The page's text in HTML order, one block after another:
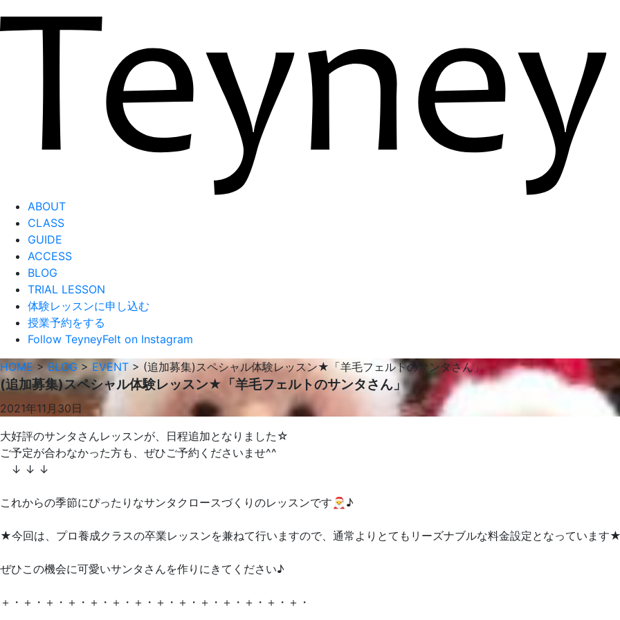
ABOUT
CLASS
GUIDE
ACCESS
BLOG
TRIAL LESSON
体験レッスンに申し込む
授業予約をする
Follow TeyneyFelt on Instagram
HOME >BLOG > EVENT > (追加募集)スペシャル体験レッスン★「羊毛フェルトのサンタさん」
(追加募集)スペシャル体験レッスン★「羊毛フェルトのサンタさん」
2021年11月30日
大好評のサンタさんレッスンが、日程追加となりました☆
ご予定が合わなかった方も、ぜひご予約くださいませ^^
↓ ↓ ↓
これからの季節にぴったりなサンタクロースづくりのレッスンです🎅♪
★今回は、プロ養成クラスの卒業レッスンを兼ねて行いますので、通常よりとてもリーズナブルな料金設定となっています
ぜひこの機会に可愛いサンタさんを作りにきてください♪
＋・＋・＋・＋・＋・＋・＋・＋・＋・＋・＋・＋・＋・＋・